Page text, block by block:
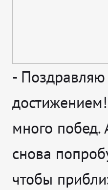
-
много
снова
чтобы